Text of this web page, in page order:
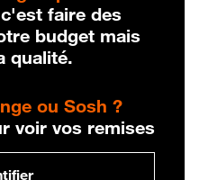
c'est faire des
budget mais
qualité.
ou Sosh ?
voir vos remises